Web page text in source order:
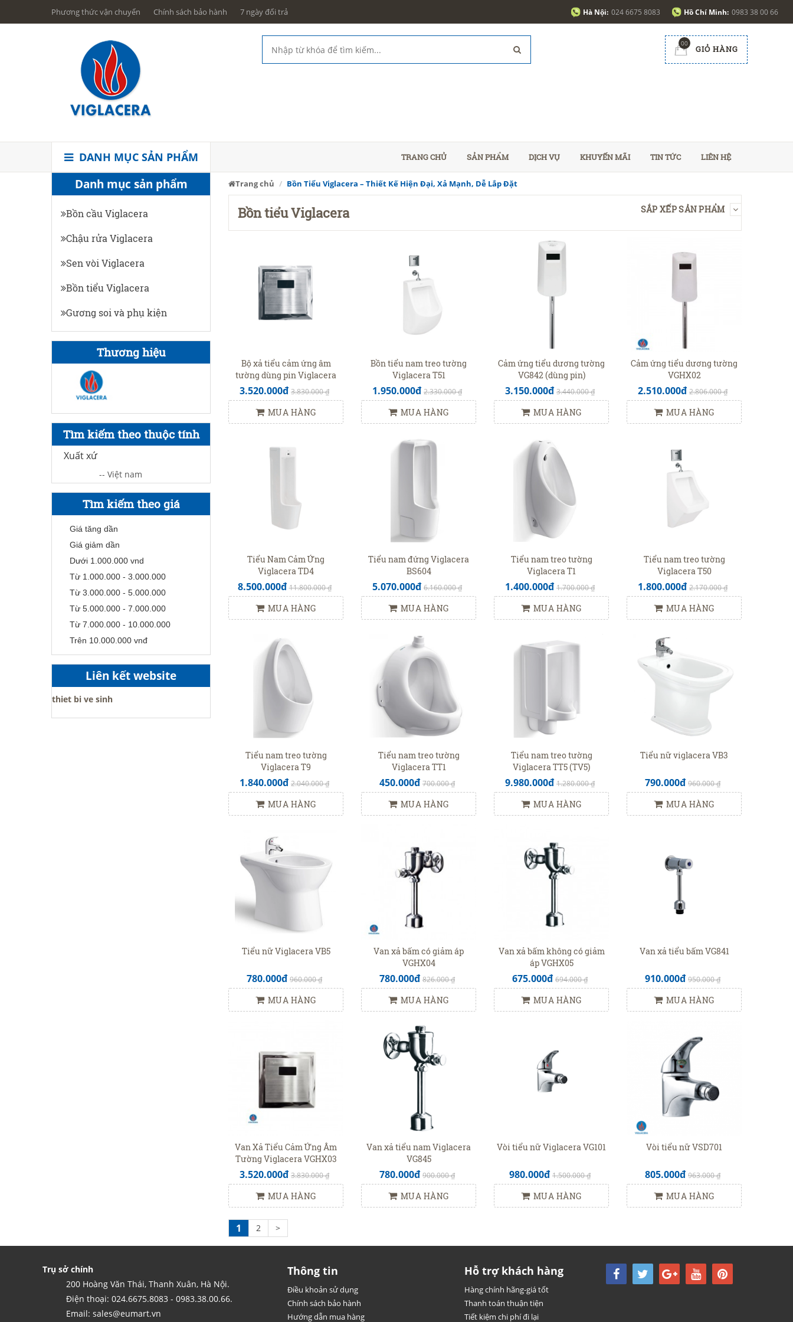
Phương thức vận chuyển Chính sách bảo hành 7 ngày đổi trả Hà Nội: 024 6675 8083 Hồ Chí Minh: 0983 38 00 66
00
GIỎ HÀNG
DANH MỤC SẢN PHẨM TRANG CHỦ SẢN PHẨM DỊCH VỤ KHUYẾN MÃI TIN TỨC LIÊN HỆ
Danh mục sản phẩm
Bồn cầu Viglacera
Chậu rửa Viglacera
Sen vòi Viglacera
Bồn tiểu Viglacera
Gương soi và phụ kiện
Thương hiệu
Tìm kiếm theo thuộc tính
Xuất xứ
-- Việt nam
Tìm kiếm theo giá
Giá tăng dần
Giá giảm dần
Dưới 1.000.000 vnd
Từ 1.000.000 - 3.000.000
Từ 3.000.000 - 5.000.000
Từ 5.000.000 - 7.000.000
Từ 7.000.000 - 10.000.000
Trên 10.000.000 vnđ
Liên kết website
thiet bi ve sinh
Trang chủ Bồn Tiểu Viglacera – Thiết Kế Hiện Đại, Xả Mạnh, Dễ Lắp Đặt
Bồn tiểu Viglacera SẮP XẾP SẢN PHẨM
Bộ xả tiểu cảm ứng âm
tường dùng pin Viglacera
VG843(VGHX03)
3.520.000đ 3.830.000 ₫
MUA HÀNG
Bồn tiểu nam treo tường
Viglacera T51
1.950.000đ 2.330.000 ₫
MUA HÀNG
Cảm ứng tiểu dương tường
VG842 (dùng pin)
3.150.000đ 3.440.000 ₫
MUA HÀNG
Cảm ứng tiểu dương tường
VGHX02
2.510.000đ 2.806.000 ₫
MUA HÀNG
Tiểu Nam Cảm Ứng
Viglacera TD4
8.500.000đ 11.800.000 ₫
MUA HÀNG
Tiểu nam đứng Viglacera
BS604
5.070.000đ 6.160.000 ₫
MUA HÀNG
Tiểu nam treo tường
Viglacera T1
1.400.000đ 1.700.000 ₫
MUA HÀNG
Tiểu nam treo tường
Viglacera T50
1.800.000đ 2.170.000 ₫
MUA HÀNG
Tiểu nam treo tường
Viglacera T9
1.840.000đ 2.040.000 ₫
MUA HÀNG
Tiểu nam treo tường
Viglacera TT1
450.000đ 700.000 ₫
MUA HÀNG
Tiểu nam treo tường
Viglacera TT5 (TV5)
9.980.000đ 1.280.000 ₫
MUA HÀNG
Tiểu nữ viglacera VB3
790.000đ 960.000 ₫
MUA HÀNG
Tiểu nữ Viglacera VB5
780.000đ 960.000 ₫
MUA HÀNG
Van xả bấm có giảm áp
VGHX04
780.000đ 826.000 ₫
MUA HÀNG
Van xả bấm không có giảm
áp VGHX05
675.000đ 694.000 ₫
MUA HÀNG
Van xả tiểu bấm VG841
910.000đ 950.000 ₫
MUA HÀNG
Van Xả Tiểu Cảm Ứng Âm
Tường Viglacera VGHX03
(VG843)
3.520.000đ 3.830.000 ₫
MUA HÀNG
Van xả tiểu nam Viglacera
VG845
780.000đ 900.000 ₫
MUA HÀNG
Vòi tiểu nữ Viglacera VG101
980.000đ 1.500.000 ₫
MUA HÀNG
Vòi tiểu nữ VSD701
805.000đ 963.000 ₫
MUA HÀNG
1 2 >
Trụ sở chính
200 Hoàng Văn Thái, Thanh Xuân, Hà Nội.
Điện thoại: 024.6675.8083 - 0983.38.00.66.
Email: sales@eumart.vn
Thông tin
Điều khoản sử dụng
Chính sách bảo hành
Hướng dẫn mua hàng
Hỗ trợ khách hàng
Hàng chính hãng-giá tốt
Thanh toán thuận tiện
Tiết kiệm chi phí đi lại